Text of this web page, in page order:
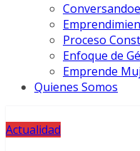
Proceso
Enfoque de
Emprende
Quienes Somos
Actualidad